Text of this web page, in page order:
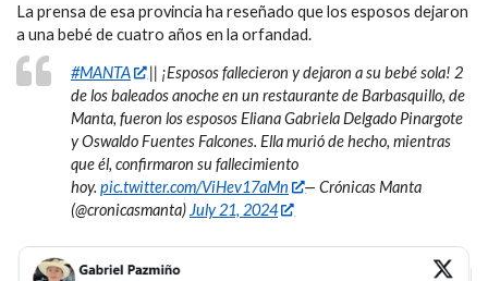
La prensa de esa provincia ha reseñado que los esposos dejaron
a una bebé de cuatro años en la orfandad.
#MANTA
|| ¡Esposos fallecieron y dejaron a su bebé sola! 2
de los baleados anoche en un restaurante de Barbasquillo, de
Manta, fueron los esposos Eliana Gabriela Delgado Pinargote
y Oswaldo Fuentes Falcones. Ella murió de hecho, mientras
que él, confirmaron su fallecimiento
hoy. pic.twitter.com/ViHev17aMn
— Crónicas Manta
(@cronicasmanta)July 21, 2024